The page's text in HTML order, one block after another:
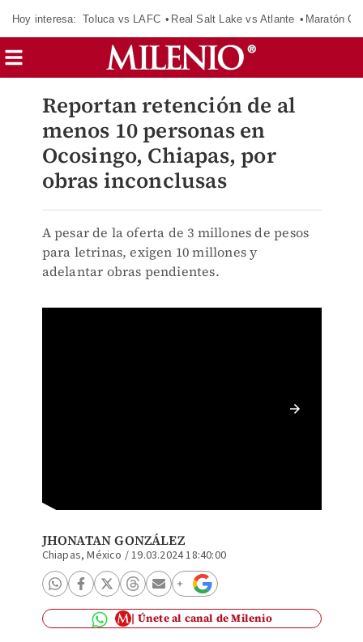
Hoy interesa: Toluca vs LAFC Real Salt Lake vs Atlante Maratón
Reportan retención de al
menos 10 personas en
Ocosingo, Chiapas, por
obras inconclusas
A pesar de la oferta de 3 millones de pesos
para letrinas, exigen 10 millones y
adelantar obras pendientes.
JHONATAN GONZÁLEZ
Chiapas, México /19.03.2024 18:40:00
Únete al canal de Milenio